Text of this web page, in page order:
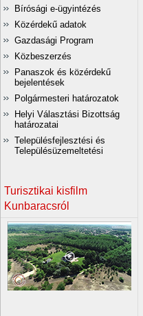
Bírósági e-ügyintézés
Közérdekű adatok
Gazdasági Program
Közbeszerzés
Panaszok és közérdekű
bejelentések
Polgármesteri határozatok
Helyi Választási Bizottság
határozatai
Településfejlesztési és
Településüzemeltetési
Turisztikai kisfilm
Kunbaracsról